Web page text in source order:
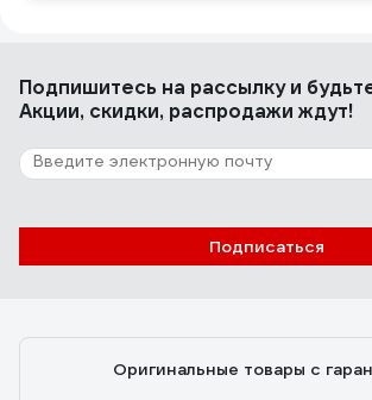
Подпишитесь на рассылкуи
Акции, скидки, распродажи ждут!
Подписаться
Оригинальные товары с